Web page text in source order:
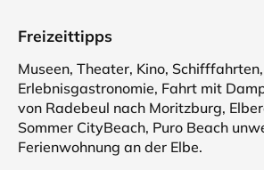
Freizeittipps
Museen, Theater, Kino, Schifffahrten,
Erlebnisgastronomie, Fahrt mit
von Radebeul nach Moritzburg,
Sommer CityBeach, Puro Beach
Ferienwohnung an der Elbe.